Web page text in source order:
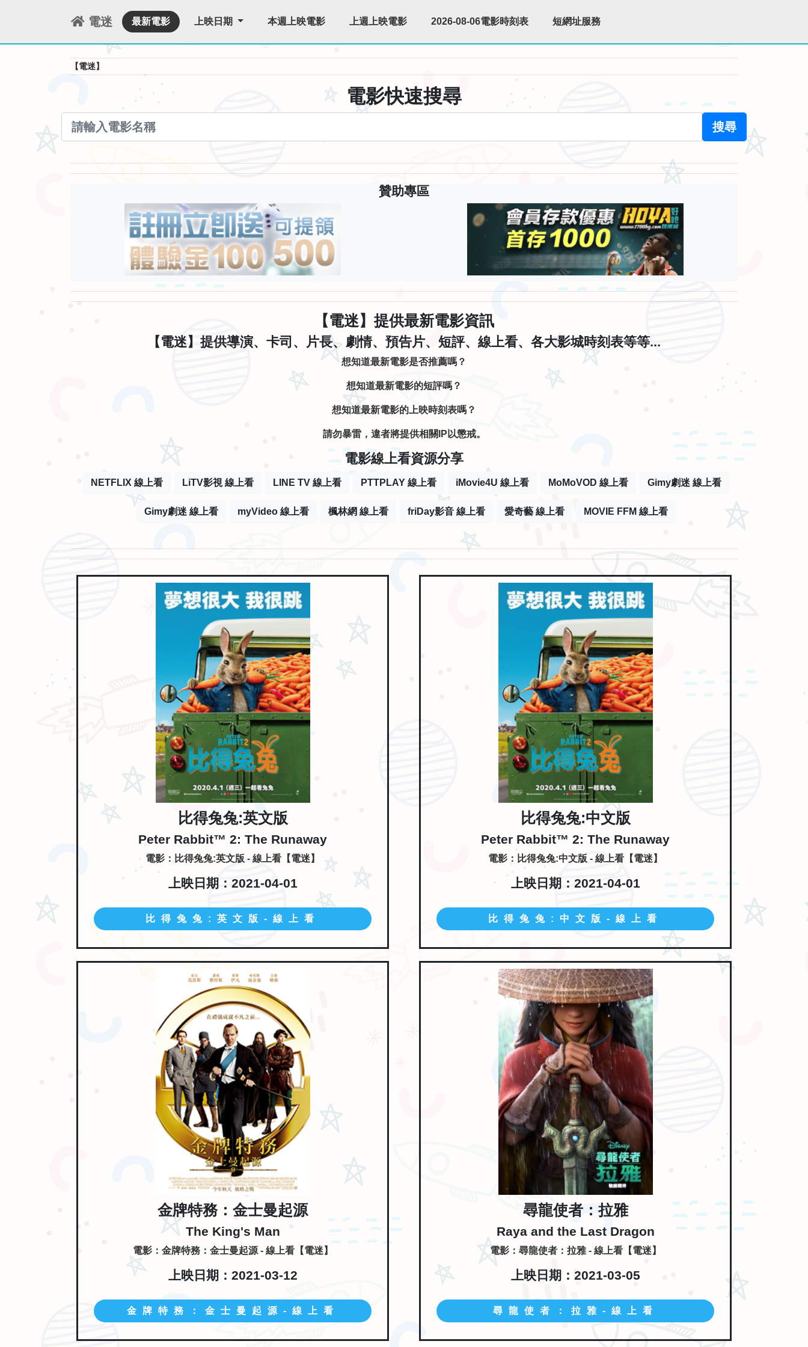
電迷 最新電影 上映日期 本週上映電影 上週上映電影 2026-08-06電影時刻表 短網址服務
【電迷】
電影快速搜尋
搜尋
贊助專區
【電迷】提供最新電影資訊
【電迷】提供導演、卡司、片長、劇情、預告片、短評、線上看、各大影城時刻表等等...
想知道最新電影是否推薦嗎？
想知道最新電影的短評嗎？
想知道最新電影的上映時刻表嗎？
請勿暴雷，違者將提供相關IP以懲戒。
電影線上看資源分享
NETFLIX 線上看 LiTV影視 線上看 LINE TV 線上看 PTTPLAY 線上看 iMovie4U 線上看 MoMoVOD 線上看 Gimy劇迷 線上看
Gimy劇迷 線上看 myVideo 線上看 楓林網 線上看 friDay影音 線上看 愛奇藝 線上看 MOVIE FFM 線上看
比得兔兔:英文版
Peter Rabbit™ 2: The Runaway
電影：比得兔兔:英文版 - 線上看【電迷】
上映日期：2021-04-01
比得兔兔:英文版-線上看
比得兔兔:中文版
Peter Rabbit™ 2: The Runaway
電影：比得兔兔:中文版 - 線上看【電迷】
上映日期：2021-04-01
比得兔兔:中文版-線上看
金牌特務：金士曼起源
The King's Man
電影：金牌特務：金士曼起源 - 線上看【電迷】
上映日期：2021-03-12
金牌特務：金士曼起源-線上看
尋龍使者：拉雅
Raya and the Last Dragon
電影：尋龍使者：拉雅 - 線上看【電迷】
上映日期：2021-03-05
尋龍使者：拉雅-線上看